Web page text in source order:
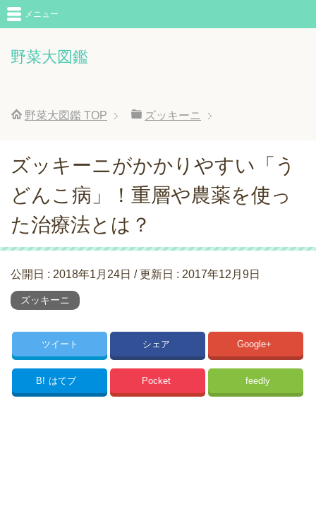
野菜大図鑑
メニュー
野菜大図鑑 TOP ズッキーニ
ズッキーニがかかりやすい「う
どんこ病」！重層や農薬を使っ
た治療法とは？
公開日 : 2018年1月24日 / 更新日 : 2017年12月9日
ズッキーニ
ツイート シェア Google+
B! はてブ Pocket feedly